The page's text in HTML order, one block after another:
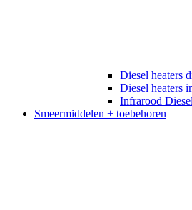
Diesel heaters
Diesel heaters
Infrarood
Smeermiddelen + toebehoren